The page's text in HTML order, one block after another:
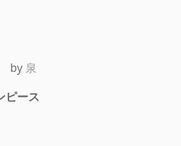
by 泉
ピース